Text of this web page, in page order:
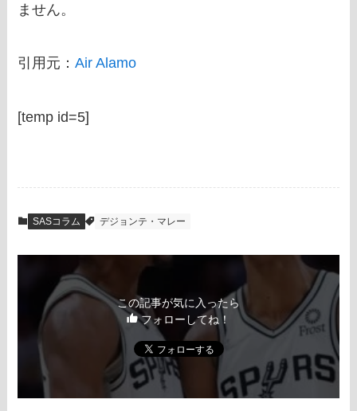
ません。
引用元：Air Alamo
[temp id=5]
SASコラム デジョンテ・マレー
この記事が気に入ったら
フォローしてね！